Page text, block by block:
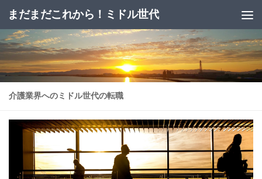
コンテンツへスキップ
まだまだこれから！ミドル世代
介護業界へのミドル世代の転職